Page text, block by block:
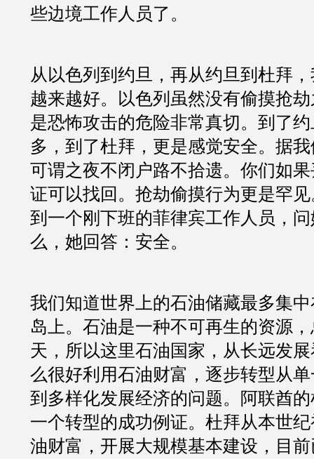
些边境工作人员了。
从以色列到约旦，再从约旦到杜拜
越来越好。以色列虽然没有偷摸抢
是恐怖攻击的危险非常真切。到了
多，到了杜拜，更是感觉安全。据
可谓之夜不闭户路不拾遗。你们如
证可以找回。抢劫偷摸行为更是罕
到一个刚下班的菲律宾工作人员，
么，她回答：安全。
我们知道世界上的石油储藏最多集
岛上。石油是一种不可再生的资源
天，所以这里石油国家，从长远发
么很好利用石油财富，逐步转型从
到多样化发展经济的问题。阿联酋
一个转型的成功例证。杜拜从本世
油财富，开展大规模基本建设，目